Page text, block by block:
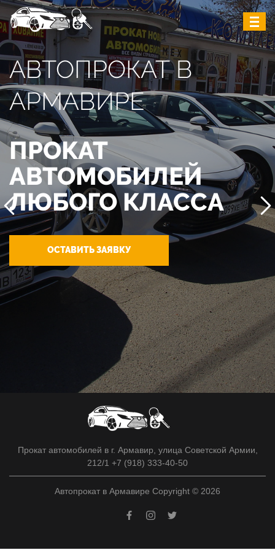
АВТОПРОКАТ В
АРМАВИРЕ
ПРОКАТ
АВТОМОБИЛЕЙ
ЛЮБОГО КЛАССА
ОСТАВИТЬ ЗАЯВКУ
Прокат автомобилей в г. Армавир, улица Советской Армии,
212/1 +7 (918) 333-40-50
Автопрокат в Армавире Copyright © 2026